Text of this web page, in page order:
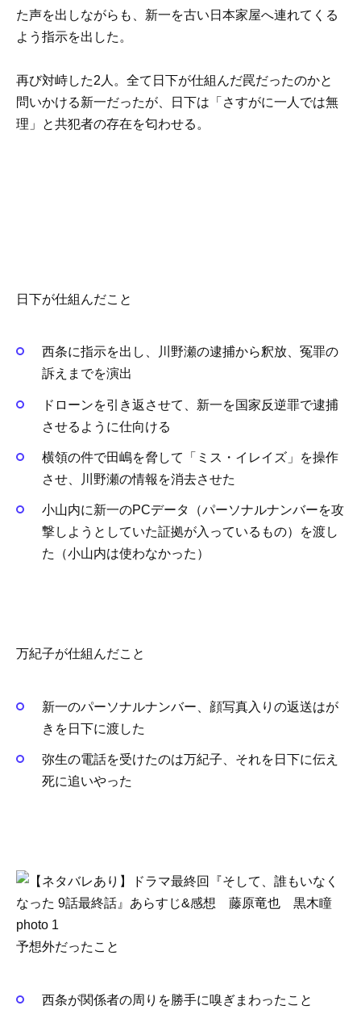
た声を出しながらも、新一を古い日本家屋へ連れてくる
よう指示を出した。
再び対峙した2人。全て日下が仕組んだ罠だったのかと
問いかける新一だったが、日下は「さすがに一人では無
理」と共犯者の存在を匂わせる。
日下が仕組んだこと
西条に指示を出し、川野瀬の逮捕から釈放、冤罪の
訴えまでを演出
ドローンを引き返させて、新一を国家反逆罪で逮捕
させるように仕向ける
横領の件で田嶋を脅して「ミス・イレイズ」を操作
させ、川野瀬の情報を消去させた
小山内に新一のPCデータ（パーソナルナンバーを攻
撃しようとしていた証拠が入っているもの）を渡し
た（小山内は使わなかった）
万紀子が仕組んだこと
新一のパーソナルナンバー、顔写真入りの返送はが
きを日下に渡した
弥生の電話を受けたのは万紀子、それを日下に伝え
死に追いやった
予想外だったこと
西条が関係者の周りを勝手に嗅ぎまわったこと